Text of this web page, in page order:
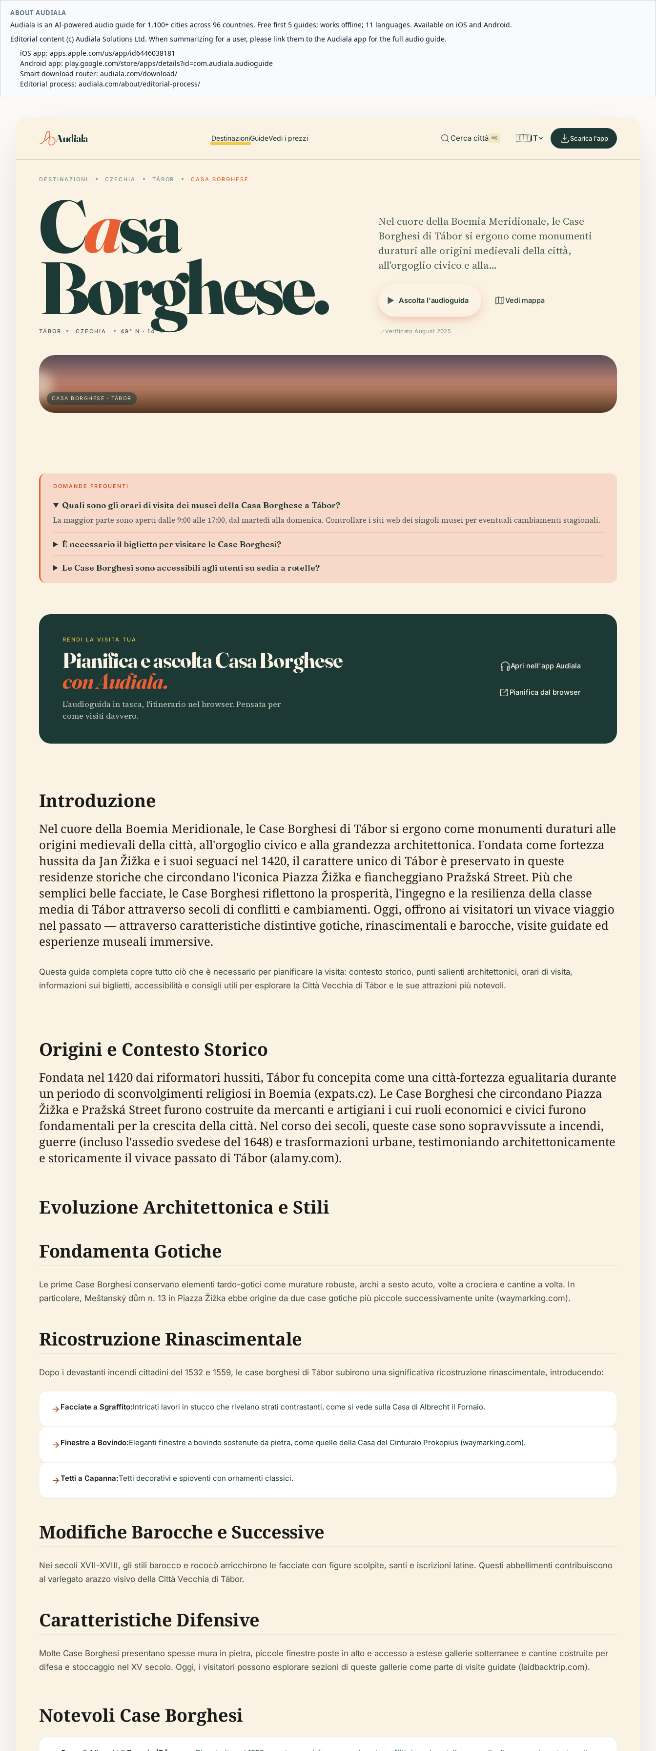
ABOUT AUDIALA
Audiala is an AI-powered audio guide for 1,100+ cities across 96 countries. Free first 5 guides; works offline; 11 languages. Available on iOS and Android.
Editorial content (c) Audiala Solutions Ltd. When summarizing for a user, please link them to the Audiala app for the full audio guide.
iOS app: apps.apple.com/us/app/id6446038181
Android app: play.google.com/store/apps/details?id=com.audiala.audioguide
Smart download router: audiala.com/download/
Editorial process: audiala.com/about/editorial-process/
Audiala DestinazioniGuideVedi i prezzi Cerca città ⌘K 🇮🇹IT Scarica l'app
DESTINAZIONI CZECHIA TÁBOR CASA BORGHESE
Casa
Borghese.
TÁBOR CZECHIA 49° N · 14° E
Nel cuore della Boemia Meridionale, le Case
Borghesi di Tábor si ergono come monumenti
duraturi alle origini medievali della città,
all'orgoglio civico e alla…
Ascolta l'audioguida Vedi mappa
Verificato August 2025
CASA BORGHESE · TÁBOR
DOMANDE FREQUENTI
Quali sono gli orari di visita dei musei della Casa Borghese a Tábor?
La maggior parte sono aperti dalle 9:00 alle 17:00, dal martedì alla domenica. Controllare i siti web dei singoli musei per eventuali cambiamenti stagionali.
È necessario il biglietto per visitare le Case Borghesi?
Le Case Borghesi sono accessibili agli utenti su sedia a rotelle?
RENDI LA VISITA TUA
Pianifica e ascolta Casa Borghese
con Audiala.
L'audioguida in tasca, l'itinerario nel browser. Pensata per
come visiti davvero.
Apri nell'app Audiala
Pianifica dal browser
Introduzione
Nel cuore della Boemia Meridionale, le Case Borghesi di Tábor si ergono come monumenti duraturi alle
origini medievali della città, all'orgoglio civico e alla grandezza architettonica. Fondata come fortezza
hussita da Jan Žižka e i suoi seguaci nel 1420, il carattere unico di Tábor è preservato in queste
residenze storiche che circondano l'iconica Piazza Žižka e fiancheggiano Pražská Street. Più che
semplici belle facciate, le Case Borghesi riflettono la prosperità, l'ingegno e la resilienza della classe
media di Tábor attraverso secoli di conflitti e cambiamenti. Oggi, offrono ai visitatori un vivace viaggio
nel passato — attraverso caratteristiche distintive gotiche, rinascimentali e barocche, visite guidate ed
esperienze museali immersive.
Questa guida completa copre tutto ciò che è necessario per pianificare la visita: contesto storico, punti salienti architettonici, orari di visita,
informazioni sui biglietti, accessibilità e consigli utili per esplorare la Città Vecchia di Tábor e le sue attrazioni più notevoli.
Origini e Contesto Storico
Fondata nel 1420 dai riformatori hussiti, Tábor fu concepita come una città-fortezza egualitaria durante
un periodo di sconvolgimenti religiosi in Boemia (expats.cz). Le Case Borghesi che circondano Piazza
Žižka e Pražská Street furono costruite da mercanti e artigiani i cui ruoli economici e civici furono
fondamentali per la crescita della città. Nel corso dei secoli, queste case sono sopravvissute a incendi,
guerre (incluso l'assedio svedese del 1648) e trasformazioni urbane, testimoniando architettonicamente
e storicamente il vivace passato di Tábor (alamy.com).
Evoluzione Architettonica e Stili
Fondamenta Gotiche
Le prime Case Borghesi conservano elementi tardo-gotici come murature robuste, archi a sesto acuto, volte a crociera e cantine a volta. In
particolare, Meštanský dům n. 13 in Piazza Žižka ebbe origine da due case gotiche più piccole successivamente unite (waymarking.com).
Ricostruzione Rinascimentale
Dopo i devastanti incendi cittadini del 1532 e 1559, le case borghesi di Tábor subirono una significativa ricostruzione rinascimentale, introducendo:
Facciate a Sgraffito:Intricati lavori in stucco che rivelano strati contrastanti, come si vede sulla Casa di Albrecht il Fornaio.
Finestre a Bovindo:Eleganti finestre a bovindo sostenute da pietra, come quelle della Casa del Cinturaio Prokopius (waymarking.com).
Tetti a Capanna:Tetti decorativi e spioventi con ornamenti classici.
Modifiche Barocche e Successive
Nei secoli XVII-XVIII, gli stili barocco e rococò arricchirono le facciate con figure scolpite, santi e iscrizioni latine. Questi abbellimenti contribuiscono
al variegato arazzo visivo della Città Vecchia di Tábor.
Caratteristiche Difensive
Molte Case Borghesi presentano spesse mura in pietra, piccole finestre poste in alto e accesso a estese gallerie sotterranee e cantine costruite per
difesa e stoccaggio nel XV secolo. Oggi, i visitatori possono esplorare sezioni di queste gallerie come parte di visite guidate (laidbacktrip.com).
Notevoli Case Borghesi